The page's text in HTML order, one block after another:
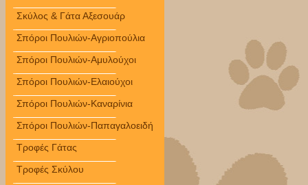
Σκύλος & Γάτα Αξεσουάρ
Σπόροι Πουλιών-Αγριοπούλια
Σπόροι Πουλιών-Αμυλούχοι
Σπόροι Πουλιών-Ελαιούχοι
Σπόροι Πουλιών-Καναρίνια
Σπόροι Πουλιών-Παπαγαλοειδή
Τροφές Γάτας
Τροφές Σκύλου